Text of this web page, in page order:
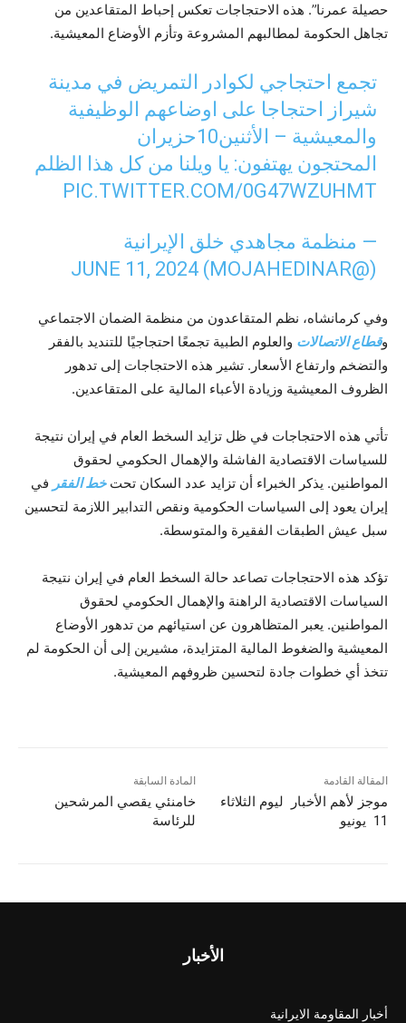
حصيلة عمرنا”. هذه الاحتجاجات تعكس إحباط المتقاعدين من
تجاهل الحكومة لمطالبهم المشروعة وتأزم الأوضاع المعيشية.
تجمع احتجاجي لكوادر التمريض في مدينة
شيراز احتجاجا على اوضاعهم الوظيفية
والمعيشية – الأثنين10حزيران
المحتجون يهتفون: يا ويلنا من كل هذا الظلم
PIC.TWITTER.COM/0G47WZUHMT
— منظمة مجاهدي خلق الإيرانية
(@MOJAHEDINAR)
JUNE 11, 2024
وفي كرمانشاه، نظم المتقاعدون من منظمة الضمان الاجتماعي
وقطاع الاتصالات والعلوم الطبية تجمعًا احتجاجيًا للتنديد بالفقر
والتضخم وارتفاع الأسعار. تشير هذه الاحتجاجات إلى تدهور
الظروف المعيشية وزيادة الأعباء المالية على المتقاعدين.
تأتي هذه الاحتجاجات في ظل تزايد السخط العام في إيران نتيجة
للسياسات الاقتصادية الفاشلة والإهمال الحكومي لحقوق
المواطنين. يذكر الخبراء أن تزايد عدد السكان تحتخط الفقر في
إيران يعود إلى السياسات الحكومية ونقص التدابير اللازمة لتحسين
سبل عيش الطبقات الفقيرة والمتوسطة.
تؤكد هذه الاحتجاجات تصاعد حالة السخط العام في إيران نتيجة
السياسات الاقتصادية الراهنة والإهمال الحكومي لحقوق
المواطنين. يعبر المتظاهرون عن استيائهم من تدهور الأوضاع
المعيشية والضغوط المالية المتزايدة، مشيرين إلى أن الحكومة لم
تتخذ أي خطوات جادة لتحسين ظروفهم المعيشية.
المادة السابقة
خامنئي يقصي المرشحين
للرئاسة
المقالة القادمة
موجز لأهم الأخبار ليوم الثلاثاء
11 يونيو
الأخبار
أخبار المقاومة الايرانية